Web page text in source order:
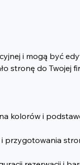
i mogą być
stronę do Twojej
kolorów i
i przygotowania